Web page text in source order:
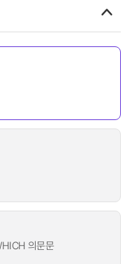
의문문